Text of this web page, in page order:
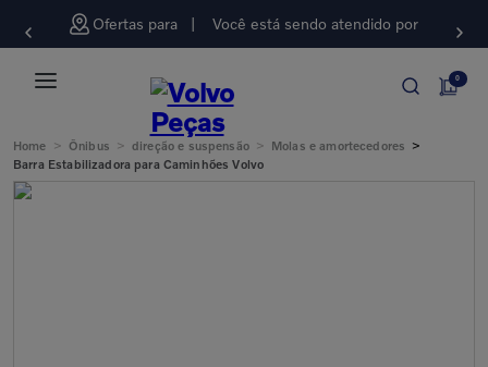
Ofertas para Você está sendo atendido por
0
Home > Ônibus > direção e suspensão > Molas e amortecedores >
Barra Estabilizadora para Caminhões Volvo